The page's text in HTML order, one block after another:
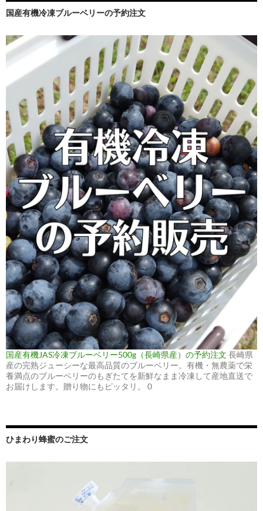
国産有機冷凍ブルーベリーの予約注文
国産有機JAS冷凍ブルーベリー500g（長崎県産）の予約注文 長崎県
産の完熟ジューシーな最高品質のブルーベリー。有機・無農薬で栄
養満点のブルーベリーのもぎたてを新鮮なまま冷凍して産地直送で
お届けします。贈り物にもピッタリ。 0
ひまわり蜂蜜のご注文